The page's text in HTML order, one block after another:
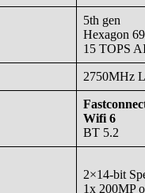
5th gen
Hexagon
15 TOPS
2750MHz
Wifi 6
BT 5.2
2×14-bit
1x 200MP